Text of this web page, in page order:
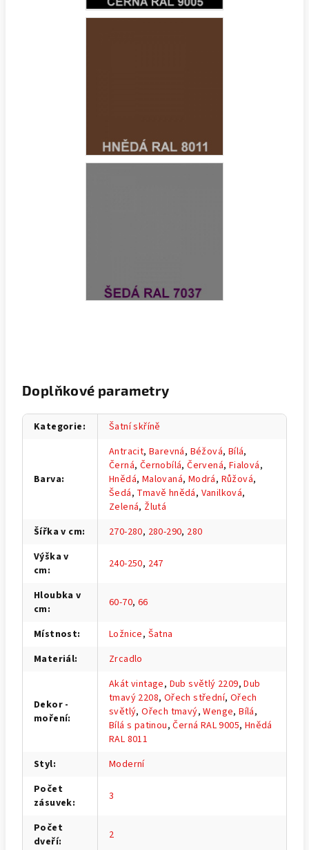
Doplňkové parametry
Kategorie: Šatní skříně
Barva:
Antracit,Barevná, Béžová, Bílá,
Černá, Černobílá,Červená, Fialová,
Hnědá, Malovaná, Modrá, Růžová,
Šedá, Tmavě hnědá, Vanilková,
Zelená, Žlutá
Šířka v cm: 270-280, 280-290, 280
Výška v
cm: 240-250, 247
Hloubka v
cm: 60-70, 66
Místnost: Ložnice, Šatna
Materiál: Zrcadlo
Dekor -
moření:
Akát vintage, Dub světlý 2209,Dub
tmavý 2208, Ořech střední, Ořech
světlý,Ořech tmavý,Wenge,Bílá,
Bílá s patinou,Černá RAL 9005, Hnědá
RAL 8011
Styl:
Moderní
Počet
zásuvek: 3
Počet
dveří: 2